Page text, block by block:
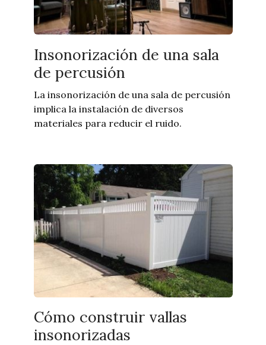
Insonorización de una sala
de percusión
La insonorización de una sala de percusión
implica la instalación de diversos
materiales para reducir el ruido.
Cómo construir vallas
insonorizadas